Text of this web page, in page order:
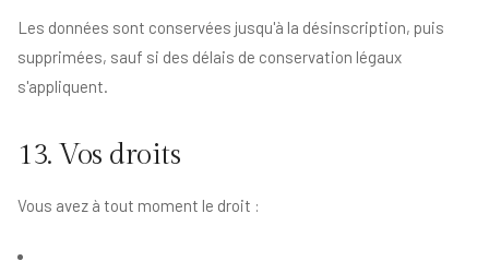
Les données sont conservées jusqu'à la désinscription, puis
supprimées, sauf si des délais de conservation légaux
s'appliquent.
13. Vos droits
Vous avez à tout moment le droit :